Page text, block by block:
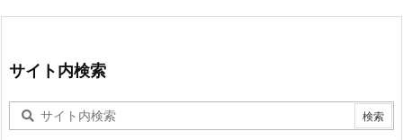
サイト内検索